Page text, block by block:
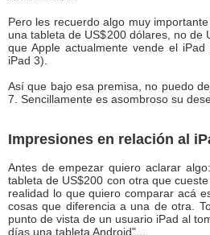
Pero les recuerdo algo muy
una tableta de US$200 dólares, no de
que Apple actualmente vende el
iPad 3).
Así que bajo esa premisa, no puedo
7. Sencillamente es asombroso su
Impresiones en relación al
Antes de empezar quiero aclarar
tableta de US$200 con otra que
realidad lo que quiero comparar acá
cosas que diferencia a una de otra.
punto de vista de un usuario iPad al
días una tableta Android"...